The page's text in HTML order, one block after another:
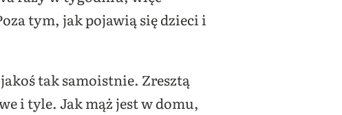
tym, jak pojawią się dzieci i
tak samoistnie. Zresztą
i tyle. Jak mąż jest w domu,